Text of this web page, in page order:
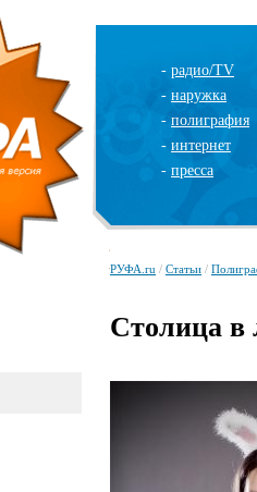
- радио/TV
- наружка
- полиграфия
- интернет
- пресса
РУФА.ru / Статьи /
Столица в